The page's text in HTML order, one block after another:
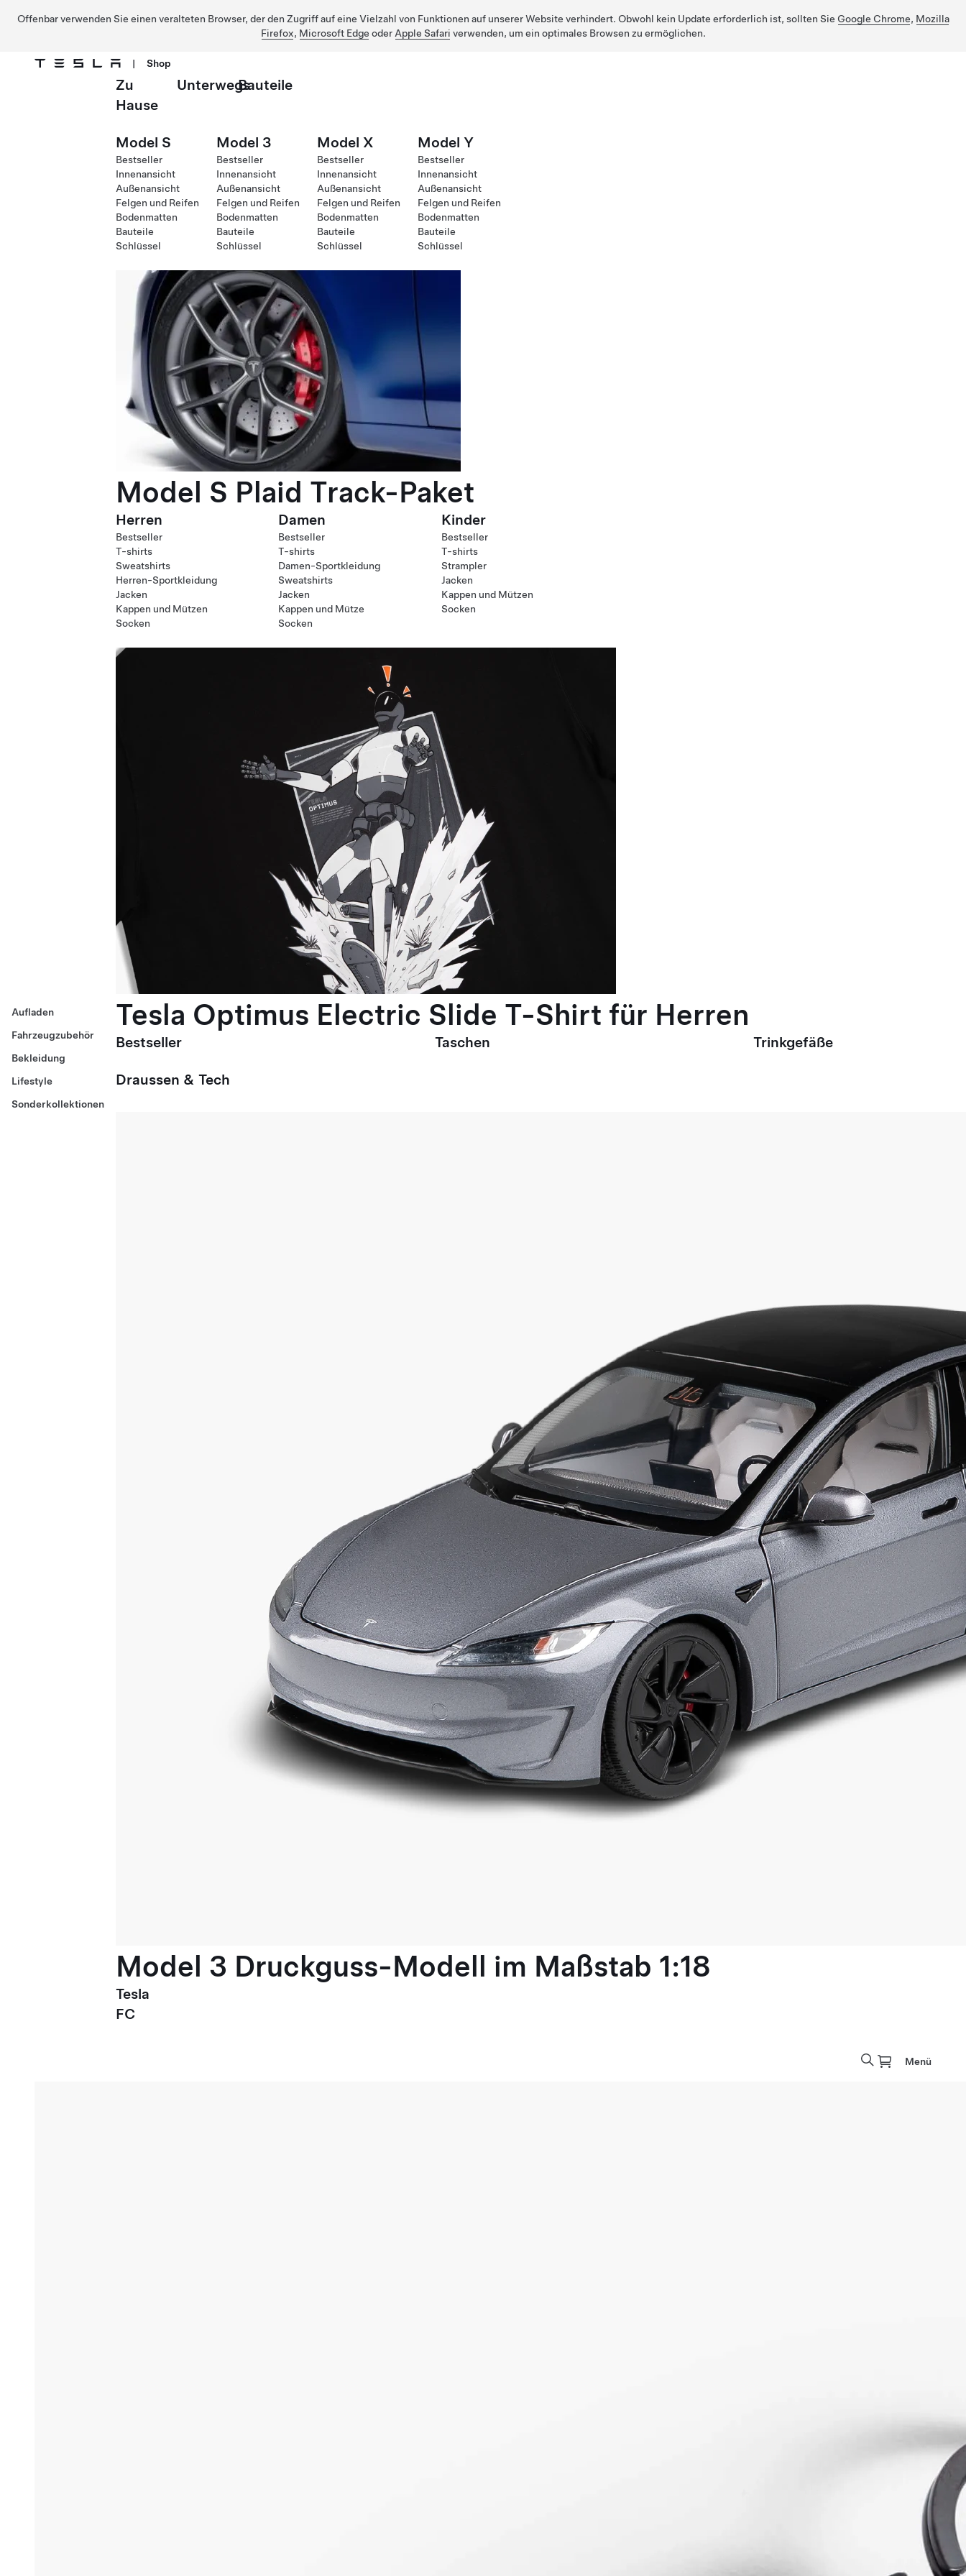
Offenbar verwenden Sie einen veralteten Browser, der den Zugriff auf eine Vielzahl von Funktionen auf unserer Website verhindert. Obwohl kein Update erforderlich ist, sollten Sie Google Chrome, Mozilla
Firefox, Microsoft Edge oder Apple Safari verwenden, um ein optimales Browsen zu ermöglichen.
| Shop
Aufladen
Fahrzeugzubehör
Bekleidung
Lifestyle
Sonderkollektionen
Zu
Hause
UnterwegsBauteile
Model S
Bestseller
Innenansicht
Außenansicht
Felgen und Reifen
Bodenmatten
Bauteile
Schlüssel
Model 3
Bestseller
Innenansicht
Außenansicht
Felgen und Reifen
Bodenmatten
Bauteile
Schlüssel
Model X
Bestseller
Innenansicht
Außenansicht
Felgen und Reifen
Bodenmatten
Bauteile
Schlüssel
Model Y
Bestseller
Innenansicht
Außenansicht
Felgen und Reifen
Bodenmatten
Bauteile
Schlüssel
Model S Plaid Track-Paket
Herren
Bestseller
T-shirts
Sweatshirts
Herren-Sportkleidung
Jacken
Kappen und Mützen
Socken
Damen
Bestseller
T-shirts
Damen-Sportkleidung
Sweatshirts
Jacken
Kappen und Mütze
Socken
Kinder
Bestseller
T-shirts
Strampler
Jacken
Kappen und Mützen
Socken
Tesla Optimus Electric Slide T-Shirt für Herren
Bestseller Taschen Trinkgefäße
Draussen & Tech
Model 3 Druckguss-Modell im Maßstab 1:18
Tesla
FC
Menü